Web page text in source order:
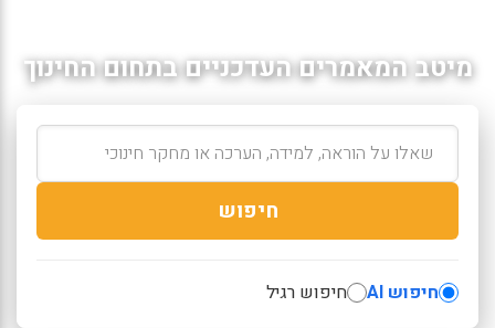
מיטב המאמרים העדכניים בתחום החינוך
חיפוש
חיפוש AI חיפוש רגיל